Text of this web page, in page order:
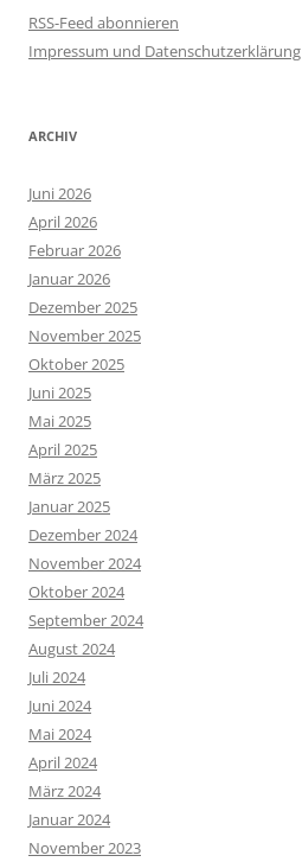
RSS-Feed abonnieren
Impressum und Datenschutzerklärung
ARCHIV
Juni 2026
April 2026
Februar 2026
Januar 2026
Dezember 2025
November 2025
Oktober 2025
Juni 2025
Mai 2025
April 2025
März 2025
Januar 2025
Dezember 2024
November 2024
Oktober 2024
September 2024
August 2024
Juli 2024
Juni 2024
Mai 2024
April 2024
März 2024
Januar 2024
November 2023